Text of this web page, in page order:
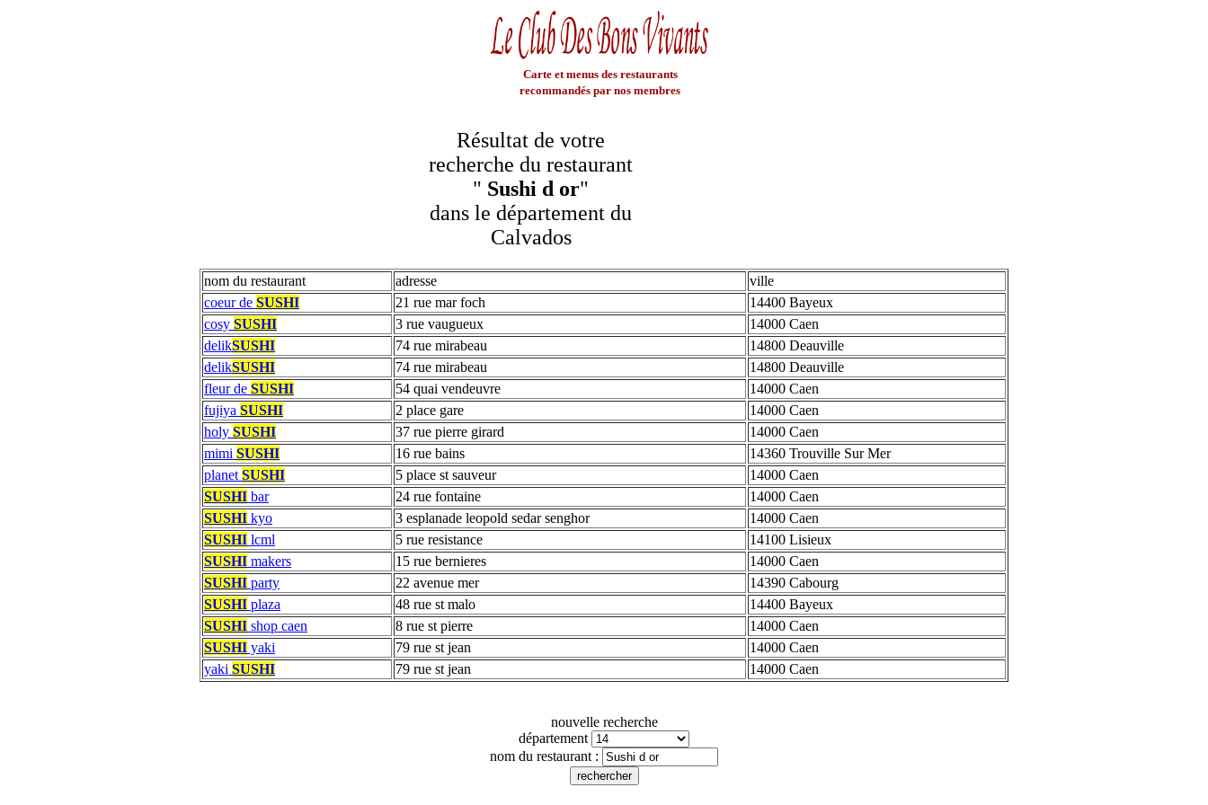
Carte et menus des restaurants
recommandés par nos membres
Résultat de votre
recherche du restaurant
" Sushi d or"
dans le département du
Calvados
nom du restaurant adresse
ville
coeur de SUSHI 21 rue mar foch
14400 Bayeux
cosy SUSHI 3 rue vaugueux
14000 Caen
delikSUSHI 74 rue mirabeau
14800 Deauville
delikSUSHI 74 rue mirabeau
14800 Deauville
fleur de SUSHI 54 quai vendeuvre
14000 Caen
fujiya SUSHI 2 place gare
14000 Caen
holy SUSHI 37 rue pierre girard
14000 Caen
mimi SUSHI 16 rue bains
14360 Trouville Sur Mer
planet SUSHI 5 place st sauveur
14000 Caen
SUSHI bar 24 rue fontaine
14000 Caen
SUSHI kyo 3 esplanade leopold sedar senghor
14000 Caen
SUSHI lcml 5 rue resistance
14100 Lisieux
SUSHI makers 15 rue bernieres
14000 Caen
SUSHI party 22 avenue mer
14390 Cabourg
SUSHI plaza 48 rue st malo
14400 Bayeux
SUSHI shop caen 8 rue st pierre
14000 Caen
SUSHI yaki 79 rue st jean
14000 Caen
yaki SUSHI 79 rue st jean 14000 Caen
nouvelle recherche
département
nom du restaurant :